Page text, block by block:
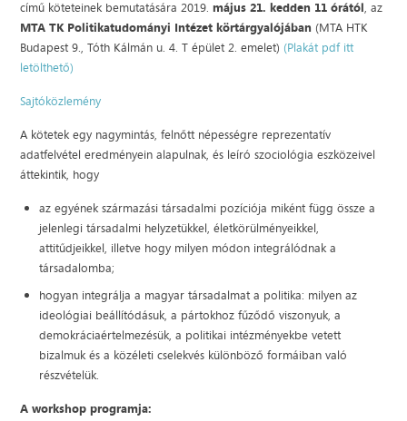
című köteteinek bemutatására 2019.május 21. kedden 11 órától, az
MTA TK Politikatudományi Intézet körtárgyalójában (MTA HTK
Budapest 9., Tóth Kálmán u. 4. T épület 2. emelet) (Plakát pdf itt
letölthető)
Sajtóközlemény
A kötetek egy nagymintás, felnőtt népességre reprezentatív
adatfelvétel eredményein alapulnak, és leíró szociológia eszközeivel
áttekintik, hogy
az egyének származási társadalmi pozíciója miként függ össze a
jelenlegi társadalmi helyzetükkel, életkörülményeikkel,
attitűdjeikkel, illetve hogy milyen módon integrálódnak a
társadalomba;
hogyan integrálja a magyar társadalmat a politika: milyen az
ideológiai beállítódásuk, a pártokhoz fűződő viszonyuk, a
demokráciaértelmezésük, a politikai intézményekbe vetett
bizalmuk és a közéleti cselekvés különböző formáiban való
részvételük.
A workshop programja: